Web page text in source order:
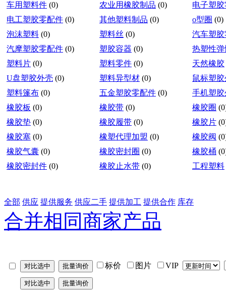
车用塑料件 (0) 农业用橡胶制品 (0)
电子塑
电工塑胶零配件 (0) 其他塑料制品 (0) o型圈 (0)
泡沫塑料 (0) 塑料丝 (0)
汽车塑
汽摩塑胶零配件 (0) 塑胶容器 (0)
热塑性
塑料片 (0) 塑料零件 (0)
天然橡胶
U盘塑胶外壳 (0) 塑料异型材 (0)
鼠标塑
塑料篷布 (0) 五金塑胶零配件 (0)
手机塑
橡胶板 (0) 橡胶带 (0) 橡胶圈
橡胶垫 (0) 橡胶履带 (0) 橡胶片
橡胶塞 (0) 橡塑代理加盟 (0) 橡胶阀
橡胶气囊 (0) 橡胶密封圈 (0) 橡胶桶
橡胶密封件 (0) 橡胶止水带 (0) 工程塑料
全部 供应 提供服务 供应二手 提供加工 提供合作 库存
合并相同商家产品
标价 图片 VIP